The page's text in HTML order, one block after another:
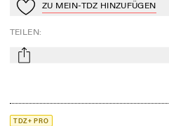
Zu Mein-TdZ hinzufügen
ZU MEIN-TDZ HINZUFÜGEN
TEILEN:
mail
TDZ+ PRO